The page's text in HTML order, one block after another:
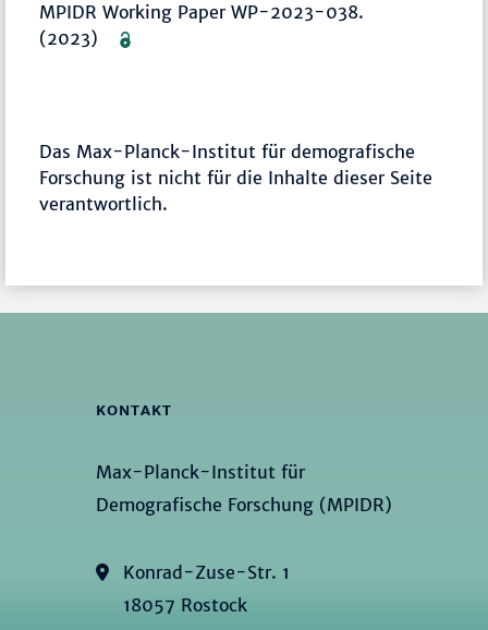
MPIDR Working Paper WP-2023-038.
(2023)
Das Max-Planck-Institut für demografische
Forschung ist nicht für die Inhalte dieser Seite
verantwortlich.
KONTAKT
Max-Planck-Institut für
Demografische Forschung (MPIDR)
Konrad-Zuse-Str. 1
18057 Rostock